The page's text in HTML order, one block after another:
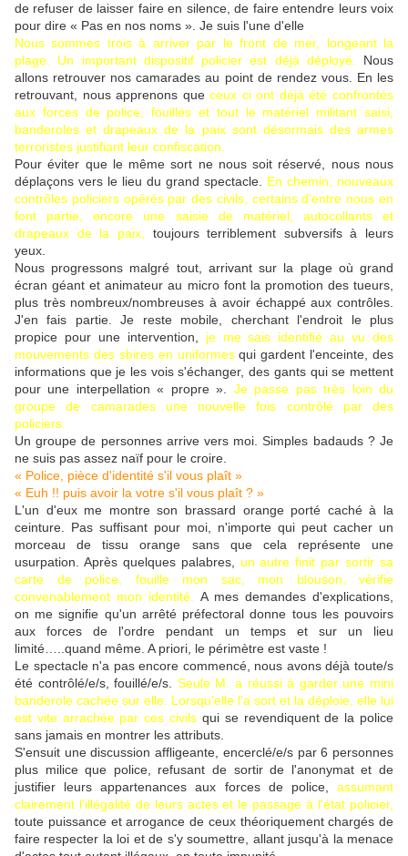
de refuser de laisser faire en silence, de faire entendre leurs voix
pour dire « Pas en nos noms ». Je suis l'une d'elle
Nous sommes trois à arriver par le front de mer, longeant la
plage. Un important dispositif policier est déjà déployé. Nous
allons retrouver nos camarades au point de rendez vous. En les
retrouvant, nous apprenons queceux ci ont déjà été confrontés
aux forces de police, fouillés et tout le matériel militant saisi,
banderoles et drapeaux de la paix sont désormais des armes
terroristes justifiant leur confiscation.
Pour éviter que le même sort ne nous soit réservé, nous nous
déplaçons vers le lieu du grand spectacle. En chemin, nouveaux
contrôles policiers opérés par des civils, certains d'entre nous en
font partie, encore une saisie de matériel, autocollants et
drapeaux de la paix, toujours terriblement subversifs à leurs
yeux.
Nous progressons malgré tout, arrivant sur la plage où grand
écran géant et animateur au micro font la promotion des tueurs,
plus très nombreux/nombreuses à avoir échappé aux contrôles.
J'en fais partie. Je reste mobile, cherchant l'endroit le plus
propice pour une intervention, je me sais identifié au vu des
mouvements des sbires en uniformesqui gardent l'enceinte, des
informations que je les vois s'échanger, des gants qui se mettent
pour une interpellation « propre ». Je passe pas très loin du
groupe de camarades une nouvelle fois contrôlé par des
policiers.
Un groupe de personnes arrive vers moi. Simples badauds ? Je
ne suis pas assez naïf pour le croire.
« Police, pièce d'identité s'il vous plaît »
« Euh !! puis avoir la votre s'il vous plaît ? »
L'un d'eux me montre son brassard orange porté caché à la
ceinture. Pas suffisant pour moi, n'importe qui peut cacher un
morceau de tissu orange sans que cela représente une
usurpation. Après quelques palabres, un autre finit par sortir sa
carte de police, fouille mon sac, mon blouson, vérifie
convenablement mon identité. A mes demandes d'explications,
on me signifie qu'un arrêté préfectoral donne tous les pouvoirs
aux forces de l'ordre pendant un temps et sur un lieu
limité…..quand même. A priori, le périmètre est vaste !
Le spectacle n'a pas encore commencé, nous avons déjà toute/s
été contrôlé/e/s, fouillé/e/s. Seule M. a réussi à garder une mini
banderole cachée sur elle. Lorsqu'elle l'a sort et la déploie, elle lui
est vite arrachée par ces civils qui se revendiquent de la police
sans jamais en montrer les attributs.
S'ensuit une discussion affligeante, encerclé/e/s par 6 personnes
plus milice que police, refusant de sortir de l'anonymat et de
justifier leurs appartenances aux forces de police, assumant
clairement l'illégalité de leurs actes et le passage à l'état policier,
toute puissance et arrogance de ceux théoriquement chargés de
faire respecter la loi et de s'y soumettre, allant jusqu'à la menace